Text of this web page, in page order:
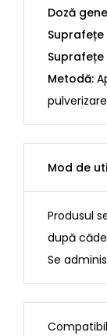
Doză
Metodă:
Mod de
Produsul
după
Se